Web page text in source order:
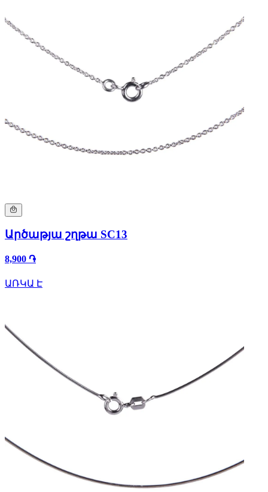
Արծաթյա շղթա SC13
8,900 ֏
ԱՌԿԱ Է